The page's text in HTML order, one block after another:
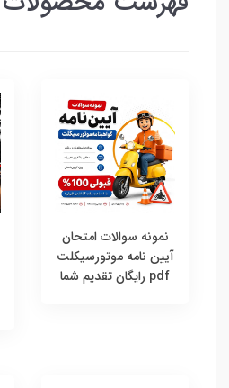
نمونه سوالات امتحان
آیین نامه موتورسیکلت
pdf رایگان تقدیم شما